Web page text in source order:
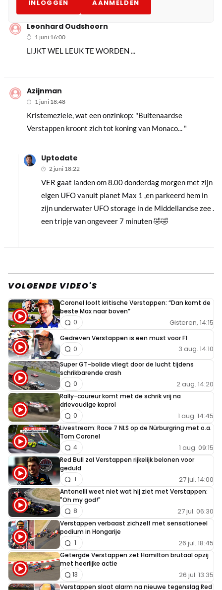
INLOGGEN AANMELDEN
Leonhard Oudshoorn
1 juni 16:00
LIJKT WEL LEUK TE WORDEN ...
Azijnman
1 juni 18:48
Kristemeziele, wat een onzinkop: "Buitenaardse
Verstappen kroont zich tot koning van Monaco... "
Uptodate
2 juni 18:22
VER gaat landen om 8.00 donderdag morgen met zijn
eigen UFO vanuit planet Max 1 ,en parkeerd hem in
zijn underwater UFO storage in de Middellandse zee .
een tripje van ongeveer 7 minuten 🤣🤣
VOLGENDE VIDEO'S
Coronel looft kritische Verstappen: “Dan komt de
beste Max naar boven”
Gisteren, 14:15
0
Gedreven Verstappen is een must voor F1
3 aug. 14:10
0
Super GT-bolide vliegt door de lucht tijdens
schrikbarende crash
2 aug. 14:20
0
Rally-coureur komt met de schrik vrij na
drievoudige koprol
1 aug. 14:45
0
Livestream: Race 7 NLS op de Nürburgring met o.a.
Tom Coronel
1 aug. 09:15
4
Red Bull zal Verstappen rijkelijk belonen voor
geduld
27 jul. 14:00
1
Antonelli weet niet wat hij ziet met Verstappen:
"Oh my god!"
27 jul. 06:30
8
Verstappen verbaast zichzelf met sensationeel
podium in Hongarije
26 jul. 18:45
1
Getergde Verstappen zet Hamilton brutaal opzij
met heerlijke actie
26 jul. 13:35
13
Verstappen slaat alarm na nieuwe tegenslag Red